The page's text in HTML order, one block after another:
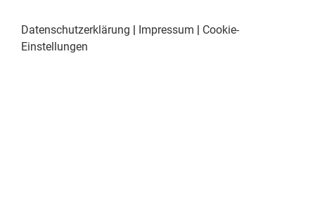
Datenschutzerklärung | Impressum | Cookie-
Einstellungen